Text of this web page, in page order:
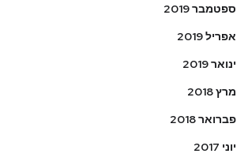
ספטמבר 2019
אפריל 2019
ינואר 2019
מרץ 2018
פברואר 2018
יוני 2017